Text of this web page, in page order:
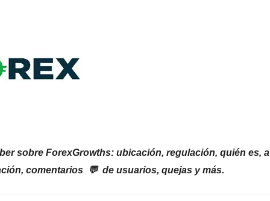
sobre ForexGrowths: ubicación, regulación, quién es, a
comentarios 💬 de usuarios, quejas y más.